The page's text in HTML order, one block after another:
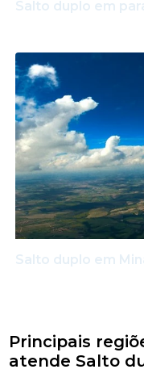
Salto duplo em
Salto duplo em
Principais
atende Salto